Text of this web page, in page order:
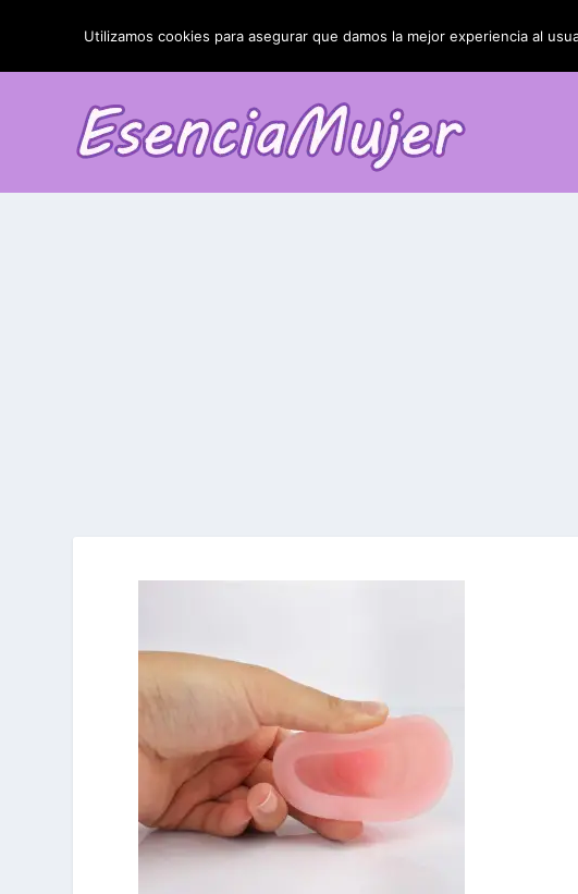
TENDENCIAS: La blefaroplastia y sus resultados
Utilizamos cookies para asegurar que damos la mejor experiencia al